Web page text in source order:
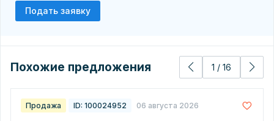
Подать заявку
Похожие предложения 1 / 16
Продажа ID: 100024952 06 августа 2026